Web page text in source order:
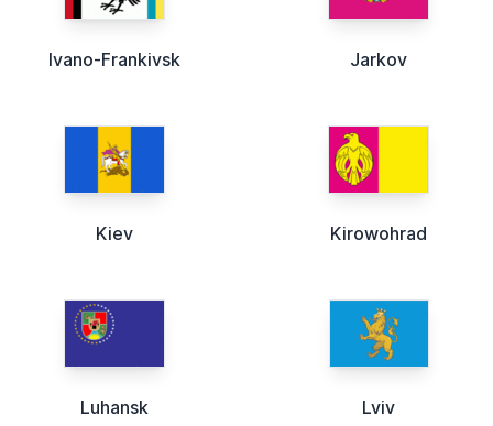
Ivano-Frankivsk Jarkov
Kiev Kirowohrad
Luhansk Lviv